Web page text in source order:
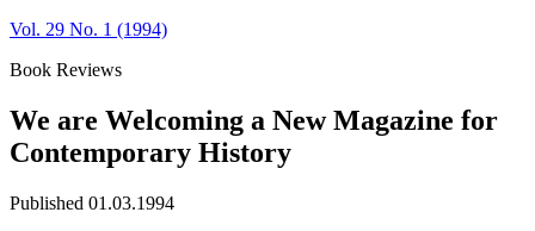
Vol. 29 No. 1 (1994)
Book Reviews
We are Welcoming a New Magazine for
Contemporary History
Published 01.03.1994